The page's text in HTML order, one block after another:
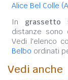
Alice Bel Colle
In grassetto
distanze sono
Vedi l'elenco
Belbo ordinati
Vedi anche